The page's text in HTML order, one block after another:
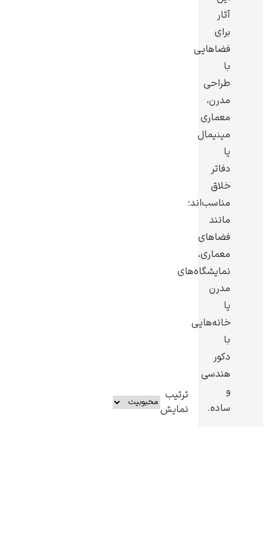
آثار
برای
فضاهایی
با
طراحی
مدرن،
معماری
مینیمال
یا
دفاتر
خلاق
مناسب‌اند؛
مانند
فضاهای
معماری،
نمایشگاه‌های
مدرن
یا
خانه‌هایی
با
دکور
هندسی
و
ساده.
ترتیب
نمایش